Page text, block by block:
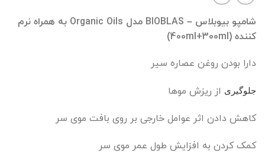
شامپو بیوبلاس – BIOBLAS مدل Organic Oils به همراه نرم
کننده (400ml+300ml)
دارا بودن روغن عصاره سیر
جلوگیری از ریزش موها
کاهش دادن اثر عوامل خارجی بر روی بافت موی سر
کمک کردن به افزایش طول عمر موی سر